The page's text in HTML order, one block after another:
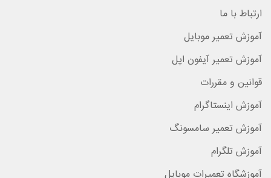
ارتباط با ما
آموزش تعمیر موبایل
آموزش تعمیر آیفون اپل
قوانین و مقررات
آموزش اینستاگرام
آموزش تعمیر سامسونگ
آموزش تلگرام
آموزشگاه تعمیرات موبایل